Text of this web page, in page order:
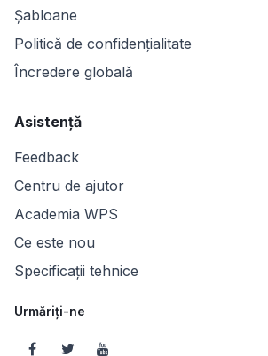
Șabloane
Politică de confidențialitate
Încredere globală
Asistență
Feedback
Centru de ajutor
Academia WPS
Ce este nou
Specificații tehnice
Urmăriți-ne